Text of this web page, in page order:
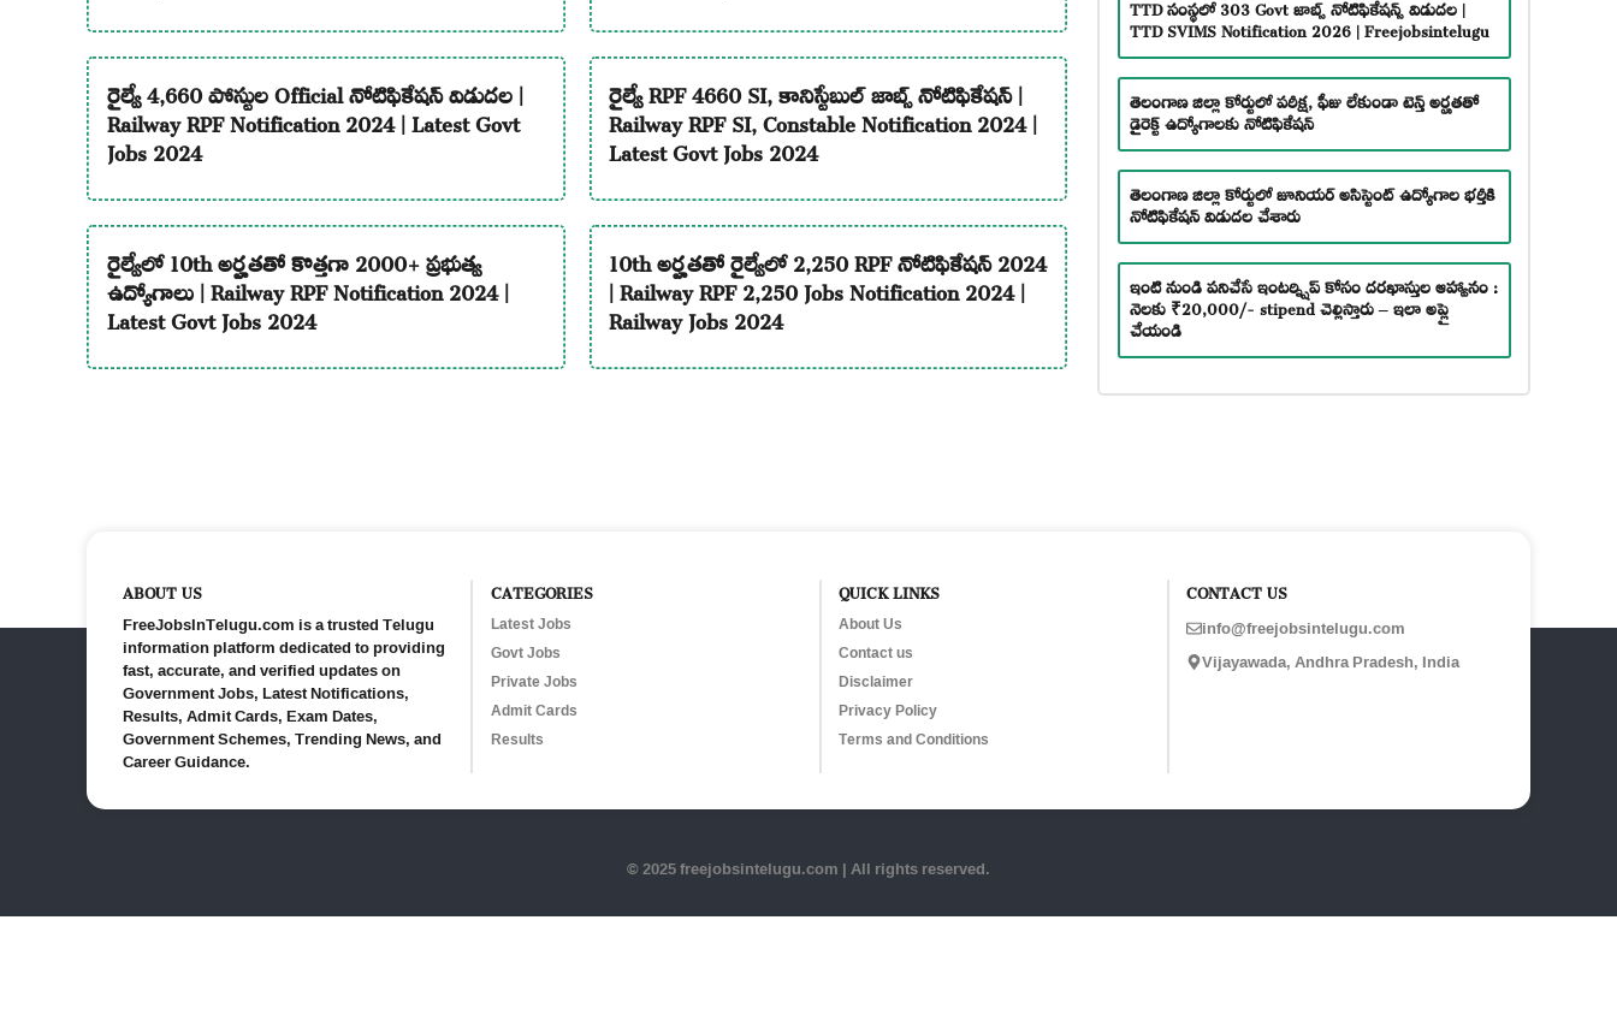
రైల్వే 4,660 పోస్టుల Official నోటిఫికేషన్ విడుదల |
Railway RPF Notification 2024 | Latest Govt
Jobs 2024
రైల్వే RPF 4660 SI, కానిస్టేబుల్ జాబ్స్ నోటిఫికేషన్ |
Railway RPF SI, Constable Notification 2024 |
Latest Govt Jobs 2024
రైల్వేలో 10th అర్హతతో కొత్తగా 2000+ ప్రభుత్వ
ఉద్యోగాలు | Railway RPF Notification 2024 |
Latest Govt Jobs 2024
10th అర్హతతో రైల్వేలో 2,250 RPF నోటిఫికేషన్ 2024
| Railway RPF 2,250 Jobs Notification 2024 |
Railway Jobs 2024
TTD SVIMS Notification 2026 | Freejobsintelugu
తెలంగాణ జిల్లా కోర్టులో పరీక్ష, ఫీజు లేకుండా టెన్త్ అర్హతతో
డైరెక్ట్ ఉద్యోగాలకు నోటిఫికేషన్
తెలంగాణ జిల్లా కోర్టులో జూనియర్ అసిస్టెంట్ ఉద్యోగాల భర్తీకి
నోటిఫికేషన్ విడుదల చేశారు
ఇంటి నుండి పనిచేసే ఇంటర్న్షిప్ కోసం దరఖాస్తుల ఆహ్వానం :
నెలకు ₹20,000/- stipend చెల్లిస్తారు – ఇలా అప్లై
చేయండి
ABOUT US
FreeJobsInTelugu.com is a trusted Telugu
information platform dedicated to providing
fast, accurate, and verified updates on
Government Jobs, Latest Notifications,
Results, Admit Cards, Exam Dates,
Government Schemes, Trending News, and
Career Guidance.
CATEGORIES
Latest Jobs
Govt Jobs
Private Jobs
Admit Cards
Results
QUICK LINKS
About Us
Contact us
Disclaimer
Privacy Policy
Terms and Conditions
CONTACT US
info@freejobsintelugu.com
Vijayawada, Andhra Pradesh, India
© 2025 freejobsintelugu.com | All rights reserved.